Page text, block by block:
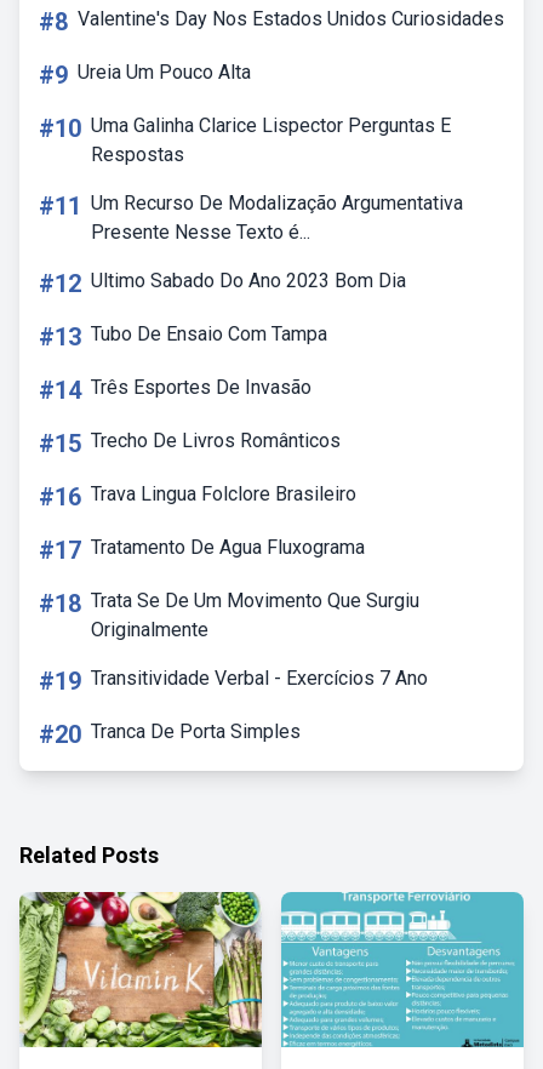
#8 Valentine's Day Nos Estados Unidos Curiosidades
#9 Ureia Um Pouco Alta
#10 Uma Galinha Clarice Lispector Perguntas E
Respostas
#11 Um Recurso De Modalização Argumentativa
Presente Nesse Texto é...
#12 Ultimo Sabado Do Ano 2023 Bom Dia
#13 Tubo De Ensaio Com Tampa
#14 Três Esportes De Invasão
#15 Trecho De Livros Românticos
#16 Trava Lingua Folclore Brasileiro
#17 Tratamento De Agua Fluxograma
#18 Trata Se De Um Movimento Que Surgiu
Originalmente
#19 Transitividade Verbal - Exercícios 7 Ano
#20 Tranca De Porta Simples
Related Posts